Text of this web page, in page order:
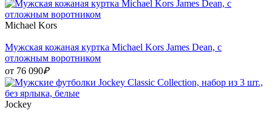
Michael Kors
Мужская кожаная куртка Michael Kors James Dean, с
отложным воротником
от 76 090₽
Jockey